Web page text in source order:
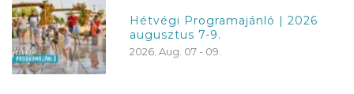
Hétvégi Programajánló | 2026
augusztus 7-9.
2026. Aug. 07 - 09.